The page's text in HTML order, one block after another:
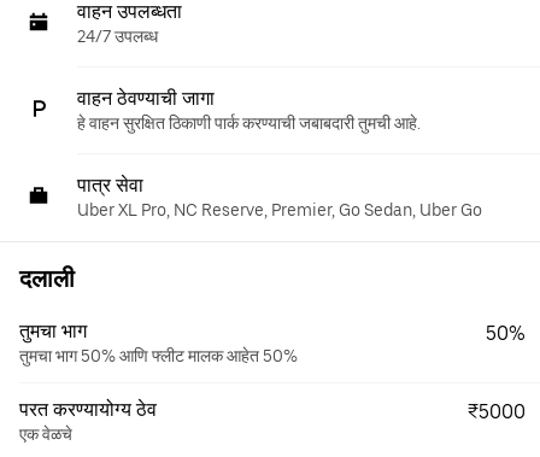
वाहन उपलब्धता
24/7 उपलब्ध
वाहन ठेवण्याची जागा
हे वाहन सुरक्षित ठिकाणी पार्क करण्याची जबाबदारी तुमची आहे.
पात्र सेवा
Uber XL Pro, NC Reserve, Premier, Go Sedan, Uber Go
दलाली
तुमचा भाग
तुमचा भाग 50% आणि फ्लीट मालक आहेत 50%
50%
परत करण्यायोग्य ठेव
एक वेळचे
₹5000